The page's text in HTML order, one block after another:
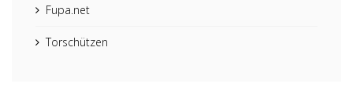
Fupa.net
Torschützen